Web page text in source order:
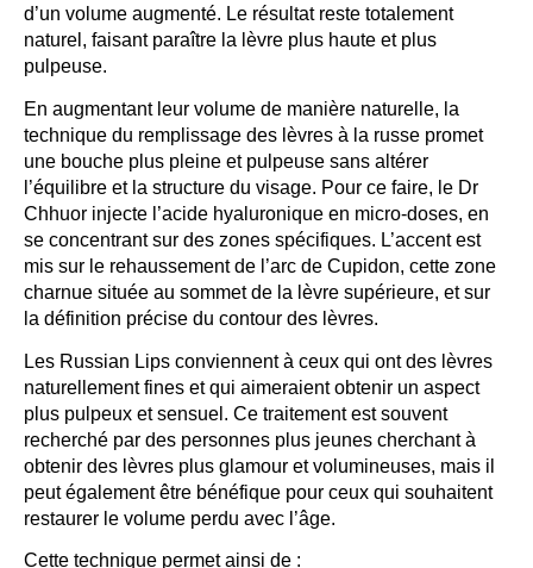
d’un volume augmenté. Le résultat reste totalement
naturel, faisant paraître la lèvre plus haute et plus
pulpeuse.
En augmentant leur volume de manière naturelle, la
technique du remplissage des lèvres à la russe promet
une bouche plus pleine et pulpeuse sans altérer
l’équilibre et la structure du visage. Pour ce faire, le Dr
Chhuor injecte l’acide hyaluronique en micro-doses, en
se concentrant sur des zones spécifiques. L’accent est
mis sur le rehaussement de l’arc de Cupidon, cette zone
charnue située au sommet de la lèvre supérieure, et sur
la définition précise du contour des lèvres.
Les Russian Lips conviennent à ceux qui ont des lèvres
naturellement fines et qui aimeraient obtenir un aspect
plus pulpeux et sensuel. Ce traitement est souvent
recherché par des personnes plus jeunes cherchant à
obtenir des lèvres plus glamour et volumineuses, mais il
peut également être bénéfique pour ceux qui souhaitent
restaurer le volume perdu avec l’âge.
Cette technique permet ainsi de :